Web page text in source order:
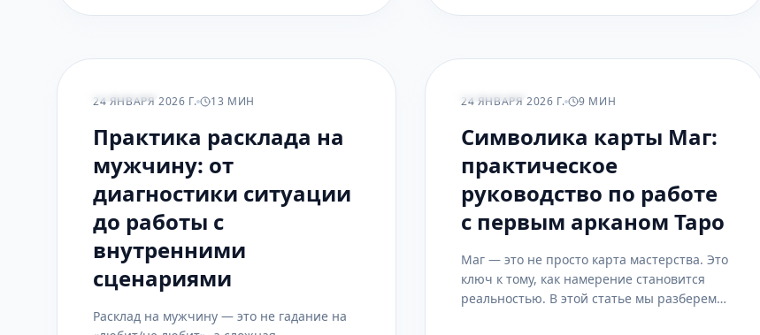
24 ЯНВАРЯ 2026 Г. 13 МИН
Практика расклада на
мужчину: от
диагностики ситуации
до работы с
внутренними
сценариями
Расклад на мужчину — это не гадание на
24 ЯНВАРЯ 2026 Г. 9 МИН
Символика карты Маг:
практическое
руководство по работе
с первым арканом Таро
Маг — это не просто карта мастерства. Это
ключ к тому, как намерение становится
реальностью. В этой статье мы разберем